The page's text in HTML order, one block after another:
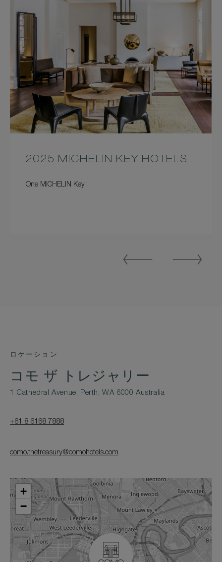
2025 MICHELIN KEY HOTELS
One MICHELIN Key
Previous
Next
ロケーション
コモ ザ トレジャリー
1 Cathedral Avenue, Perth, WA 6000 Australia
+61 8 6168 7888
como.thetreasury@comohotels.com
+
−